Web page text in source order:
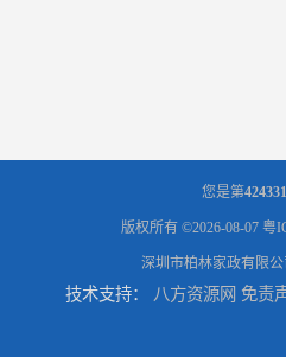
您是第424331
版权所有 ©2026-08-07 粤
深圳市柏林家政有限公
技术支持： 八方资源网 免责